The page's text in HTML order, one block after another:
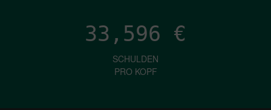
33,596 €
SCHULDEN
PRO KOPF